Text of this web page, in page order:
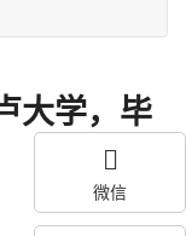
大学，毕
微信